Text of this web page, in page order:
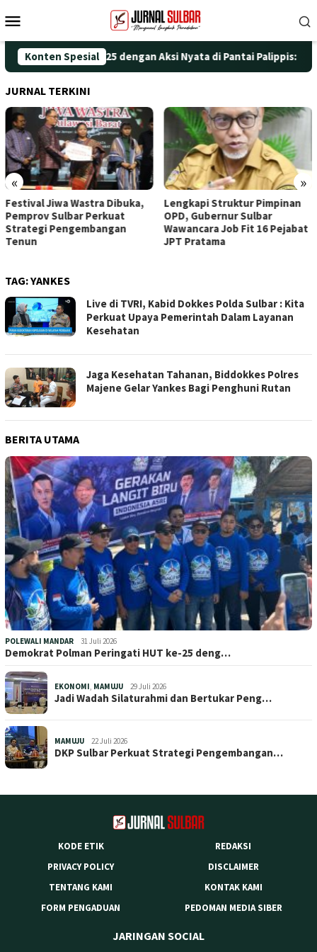
ke
Mobile
Konten Spesial
HUT ke-25 dengan Aksi Nyata di Pantai Palippis:
JURNAL TERKINI
« »
Festival Jiwa Wastra Dibuka,
Pemprov Sulbar Perkuat
Strategi Pengembangan
Tenun
Lengkapi Struktur Pimpinan
OPD, Gubernur Sulbar
Wawancara Job Fit 16 Pejabat
JPT Pratama
TAG:YANKES
Live di TVRI, Kabid Dokkes Polda Sulbar : Kita
Perkuat Upaya Pemerintah Dalam Layanan
Kesehatan
Jaga Kesehatan Tahanan, Biddokkes Polres
Majene Gelar Yankes Bagi Penghuni Rutan
BERITA UTAMA
POLEWALI MANDAR 31 Juli 2026
Demokrat Polman Peringati HUT ke-25 deng…
EKONOMI, MAMUJU 29 Juli 2026
Jadi Wadah Silaturahmi dan Bertukar Peng…
MAMUJU 22 Juli 2026
DKP Sulbar Perkuat Strategi Pengembangan…
KODE ETIK
REDAKSI
PRIVACY POLICY
DISCLAIMER
TENTANG KAMI
KONTAK KAMI
FORM PENGADUAN
PEDOMAN MEDIA SIBER
JARINGAN SOCIAL